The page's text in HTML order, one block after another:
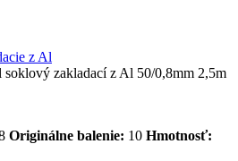
z Al
zakladací z Al 50/0,8mm 2,5m
Originálne balenie: 10 Hmotnosť: